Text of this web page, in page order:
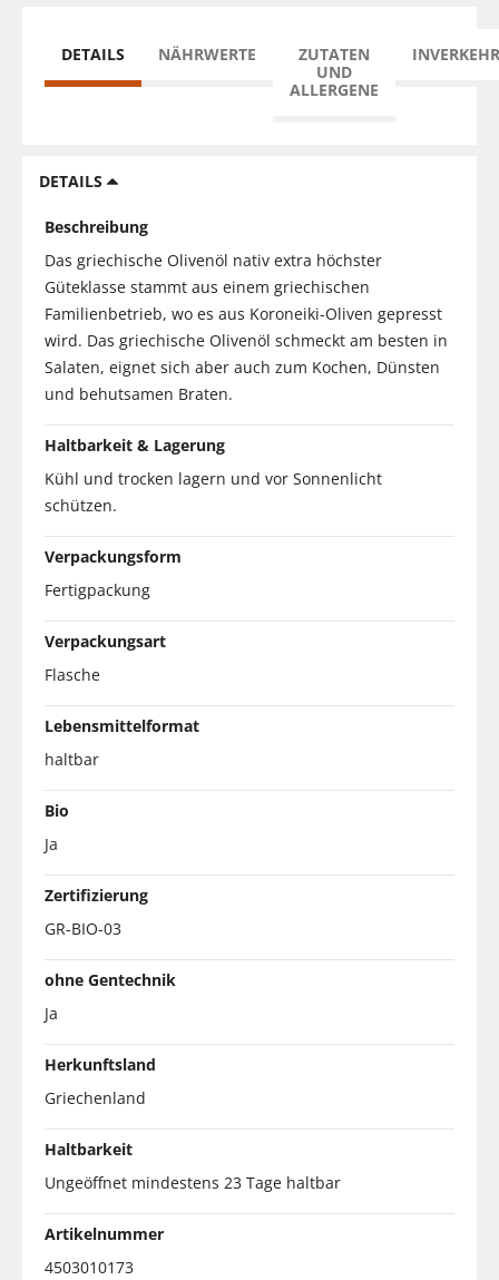
DETAILS NÄHRWERTE
ZUTATEN
UND
ALLERGENE
DETAILS
Beschreibung
Das griechische Olivenöl nativ extra höchster
Güteklasse stammt aus einem griechischen
Familienbetrieb, wo es aus Koroneiki-Oliven gepresst
wird. Das griechische Olivenöl schmeckt am besten in
Salaten, eignet sich aber auch zum Kochen, Dünsten
und behutsamen Braten.
Haltbarkeit & Lagerung
Kühl und trocken lagern und vor Sonnenlicht
schützen.
Verpackungsform
Fertigpackung
Verpackungsart
Flasche
Lebensmittelformat
haltbar
Bio
Ja
Zertifizierung
GR-BIO-03
ohne Gentechnik
Ja
Herkunftsland
Griechenland
Haltbarkeit
Ungeöffnet mindestens 23 Tage haltbar
Artikelnummer
4503010173